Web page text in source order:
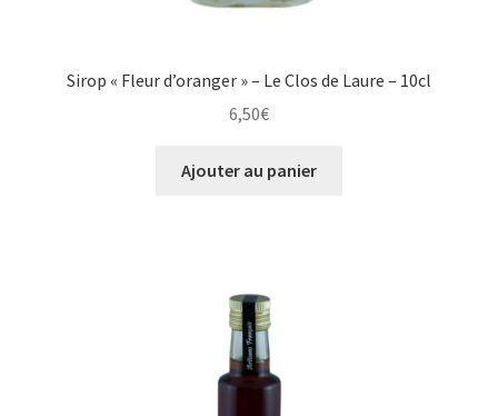
Sirop « Fleur d’oranger » – Le Clos de Laure – 10cl
6,50€
Ajouter au panier